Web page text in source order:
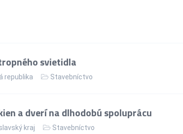
svietidla
republika Stavebníctvo
a dverí na dlhodobú spoluprácu
kraj Stavebníctvo